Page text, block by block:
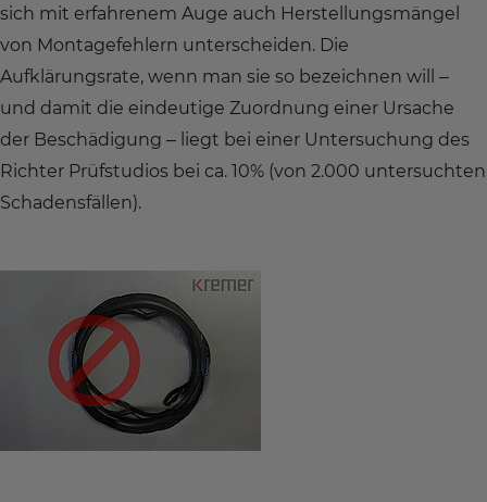
sich mit erfahrenem Auge auch Herstellungsmängel
von Montagefehlern unterscheiden. Die
Aufklärungsrate, wenn man sie so bezeichnen will –
und damit die eindeutige Zuordnung einer Ursache
der Beschädigung ­– liegt bei einer Untersuchung des
Richter Prüfstudios bei ca. 10% (von 2.000 untersuchten
Schadensfällen).